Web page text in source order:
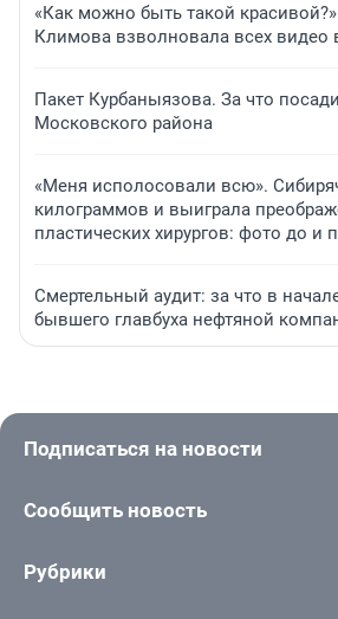
«Как можно быть такой
Климова взволновала всех видео
Пакет Курбаныязова. За что
Московского района
«Меня исполосовали всю».
килограммов и выиграла
пластических хирургов: фото до и
Смертельный аудит: за что в
бывшего главбуха нефтяной
Подписаться на новости
Сообщить новость
Рубрики